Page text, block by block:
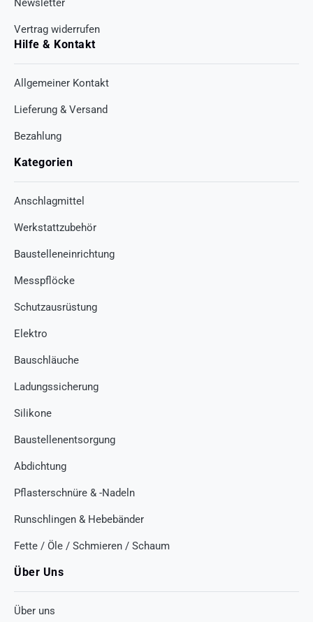
Newsletter
Vertrag widerrufen
Hilfe & Kontakt
Allgemeiner Kontakt
Lieferung & Versand
Bezahlung
Kategorien
Anschlagmittel
Werkstattzubehör
Baustelleneinrichtung
Messpflöcke
Schutzausrüstung
Elektro
Bauschläuche
Ladungssicherung
Silikone
Baustellenentsorgung
Abdichtung
Pflasterschnüre & -Nadeln
Runschlingen & Hebebänder
Fette / Öle / Schmieren / Schaum
Über Uns
Über uns